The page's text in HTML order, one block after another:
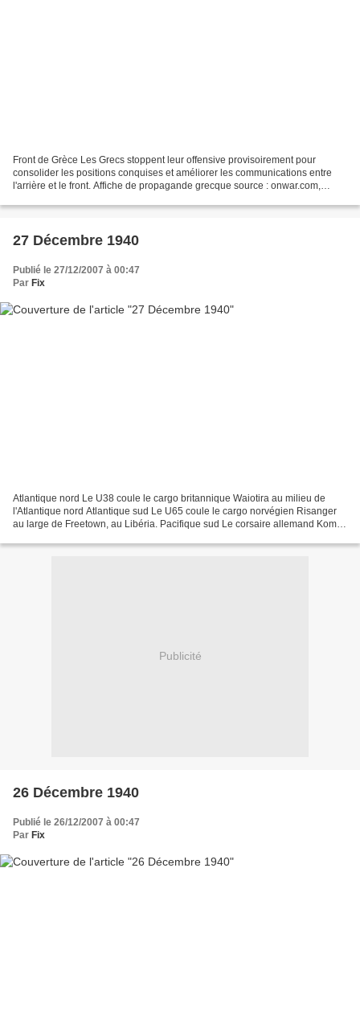
Front de Grèce Les Grecs stoppent leur offensive provisoirement pour
consolider les positions conquises et améliorer les communications entre
l'arrière et le front. Affiche de propagande grecque source : onwar.com,
27 Décembre 1940
Publié le 27/12/2007 à 00:47
Par Fix
Atlantique nord Le U38 coule le cargo britannique Waiotira au milieu de
l'Atlantique nord Atlantique sud Le U65 coule le cargo norvégien Risanger
au large de Freetown, au Libéria. Pacifique sud Le corsaire allemand Komet
Publicité
26 Décembre 1940
Publié le 26/12/2007 à 00:47
Par Fix